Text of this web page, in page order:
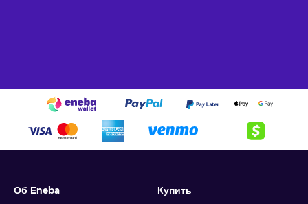
Об Eneba Купить